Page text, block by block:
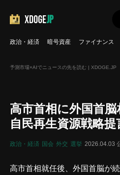
XDOGEJP
政治・経済 暗号資産 ファイナンス
予測市場×AIでニュースの先を読む | XDOGE.JP
高市首相に外国首
自民再生資源戦略提
政治・経済 国会 外交 選挙 2026.04.03
高市首相就任後、外国首脳が